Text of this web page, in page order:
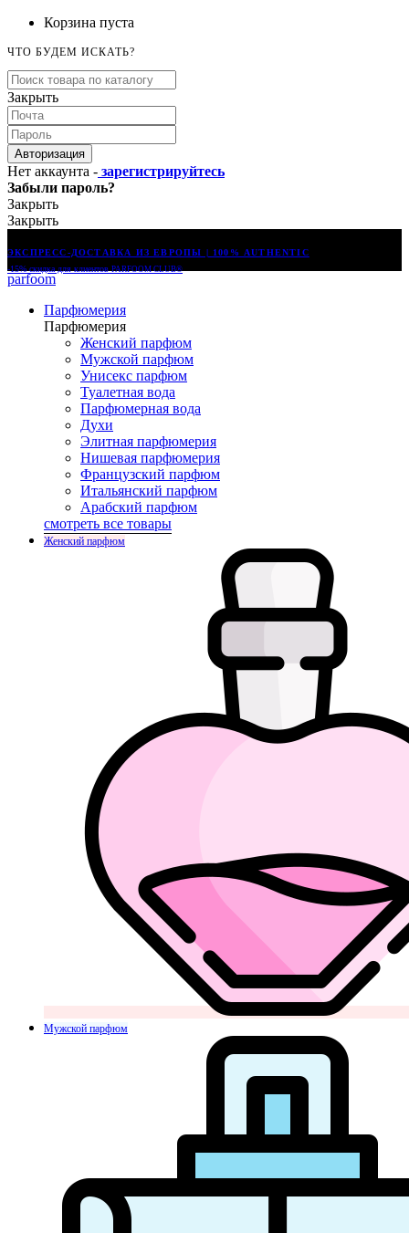
Корзина пуста
ЧТО БУДЕМ ИСКАТЬ?
Закрыть
Авторизация
Нет аккаунта - зарегистрируйтесь
Забыли пароль?
Закрыть
Закрыть
ЭКСПРЕСС-ДОСТАВКА ИЗ ЕВРОПЫ | 100% AUTHENTIC
-15% скидка для клиентов PARFOOM CLUB®
parfoom
Парфюмерия
Парфюмерия
Женский парфюм
Мужской парфюм
Унисекс парфюм
Туалетная вода
Парфюмерная вода
Духи
Элитная парфюмерия
Нишевая парфюмерия
Французский парфюм
Итальянский парфюм
Арабский парфюм
смотреть все товары
Женский парфюм
Мужской парфюм